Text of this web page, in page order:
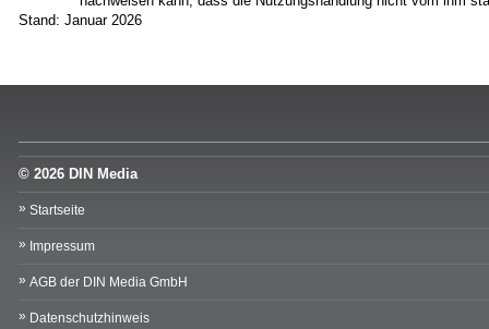
Stand: Januar 2026
© 2026 DIN Media
Startseite
Impressum
AGB der DIN Media GmbH
Datenschutzhinweis